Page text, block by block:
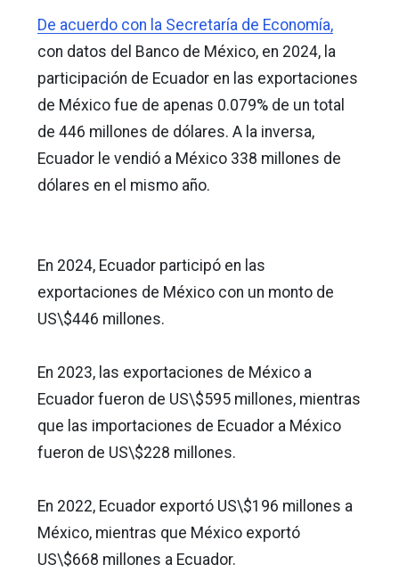
De acuerdo con la Secretaría de Economía,
con datos del Banco de México, en 2024, la
participación de Ecuador en las exportaciones
de México fue de apenas 0.079% de un total
de 446 millones de dólares. A la inversa,
Ecuador le vendió a México 338 millones de
dólares en el mismo año.
En 2024, Ecuador participó en las
exportaciones de México con un monto de
US\$446 millones.
En 2023, las exportaciones de México a
Ecuador fueron de US\$595 millones, mientras
que las importaciones de Ecuador a México
fueron de US\$228 millones.
En 2022, Ecuador exportó US\$196 millones a
México, mientras que México exportó
US\$668 millones a Ecuador.